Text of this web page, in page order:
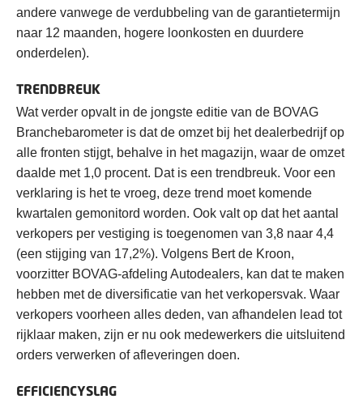
andere vanwege de verdubbeling van de garantietermijn
naar 12 maanden, hogere loonkosten en duurdere
onderdelen).
TRENDBREUK
Wat verder opvalt in de jongste editie van de BOVAG
Branchebarometer is dat de omzet bij het dealerbedrijf op
alle fronten stijgt, behalve in het magazijn, waar de omzet
daalde met 1,0 procent. Dat is een trendbreuk. Voor een
verklaring is het te vroeg, deze trend moet komende
kwartalen gemonitord worden. Ook valt op dat het aantal
verkopers per vestiging is toegenomen van 3,8 naar 4,4
(een stijging van 17,2%). Volgens Bert de Kroon,
voorzitter BOVAG-afdeling Autodealers, kan dat te maken
hebben met de diversificatie van het verkopersvak. Waar
verkopers voorheen alles deden, van afhandelen lead tot
rijklaar maken, zijn er nu ook medewerkers die uitsluitend
orders verwerken of afleveringen doen.
EFFICIENCYSLAG